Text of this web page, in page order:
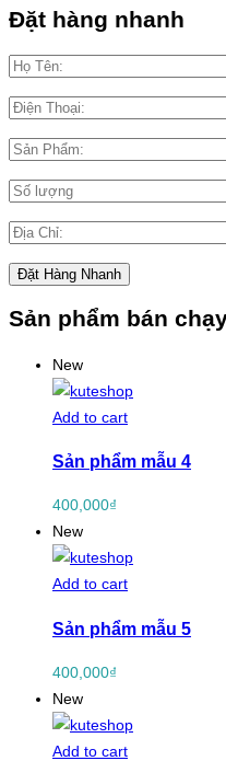
Đặt hàng nhanh
Sản phẩm bán
New
Add to cart
Sản phẩm mẫu 4
400,000₫
New
Add to cart
Sản phẩm mẫu 5
400,000₫
New
Add to cart